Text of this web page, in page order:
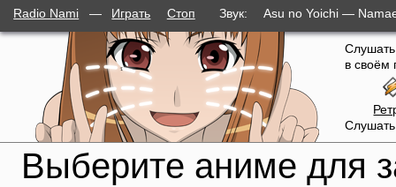
Radio Nami — Играть Стоп Звук:
Asu no Yoichi —
слушателей
в своём
Выберите аниме для